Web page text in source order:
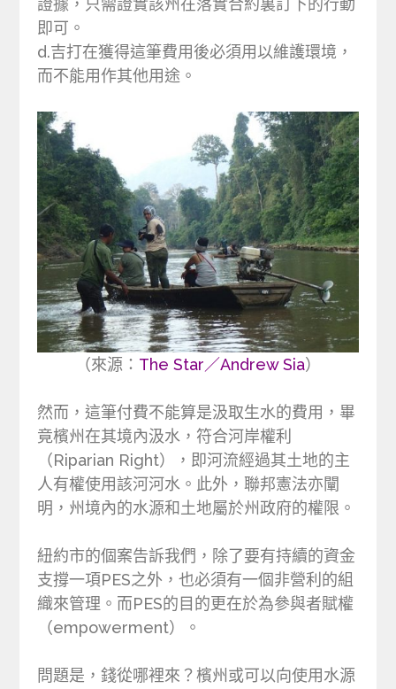
證據，只需證實該州在落實合約裏訂下的行動
即可。
d.吉打在獲得這筆費用後必須用以維護環境，
而不能用作其他用途。
（來源： The Star／Andrew Sia）
然而，這筆付費不能算是汲取生水的費用，畢
竟檳州在其境內汲水，符合河岸權利
（Riparian Right），即河流經過其土地的主
人有權使用該河河水。此外，聯邦憲法亦闡
明，州境內的水源和土地屬於州政府的權限。
紐約市的個案告訴我們，除了要有持續的資金
支撐一項PES之外，也必須有一個非營利的組
織來管理。而PES的目的更在於為參與者賦權
（empowerment）。
問題是，錢從哪裡來？檳州或可以向使用水源